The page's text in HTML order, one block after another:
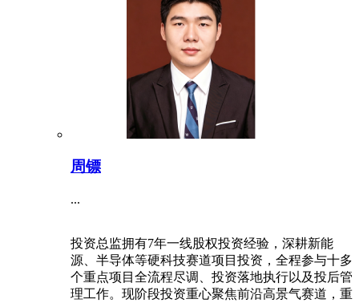
周镖
...
投资总监拥有7年一线股权投资经验，深耕新能
源、半导体等硬科技赛道项目投资，全程参与十多
个重点项目全流程尽调、投资落地执行以及投后管
理工作。现阶段投资重心聚焦前沿高景气赛道，重